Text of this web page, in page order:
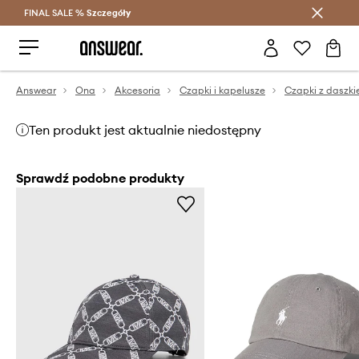
Oszczędzaj z Answear Club >
FINAL SALE % Szczegóły
Answear Ona Akcesoria Czapki i kapelusze Czapki z
Ten produkt jest aktualnie niedostępny
Sprawdź podobne produkty